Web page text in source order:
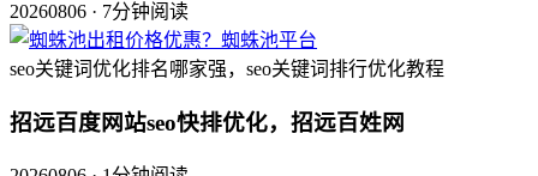
20260806 · 7分钟阅读
seo关键词优化排名哪家强，seo关键词排行优化教程
招远百度网站seo快排优化，招远百姓网